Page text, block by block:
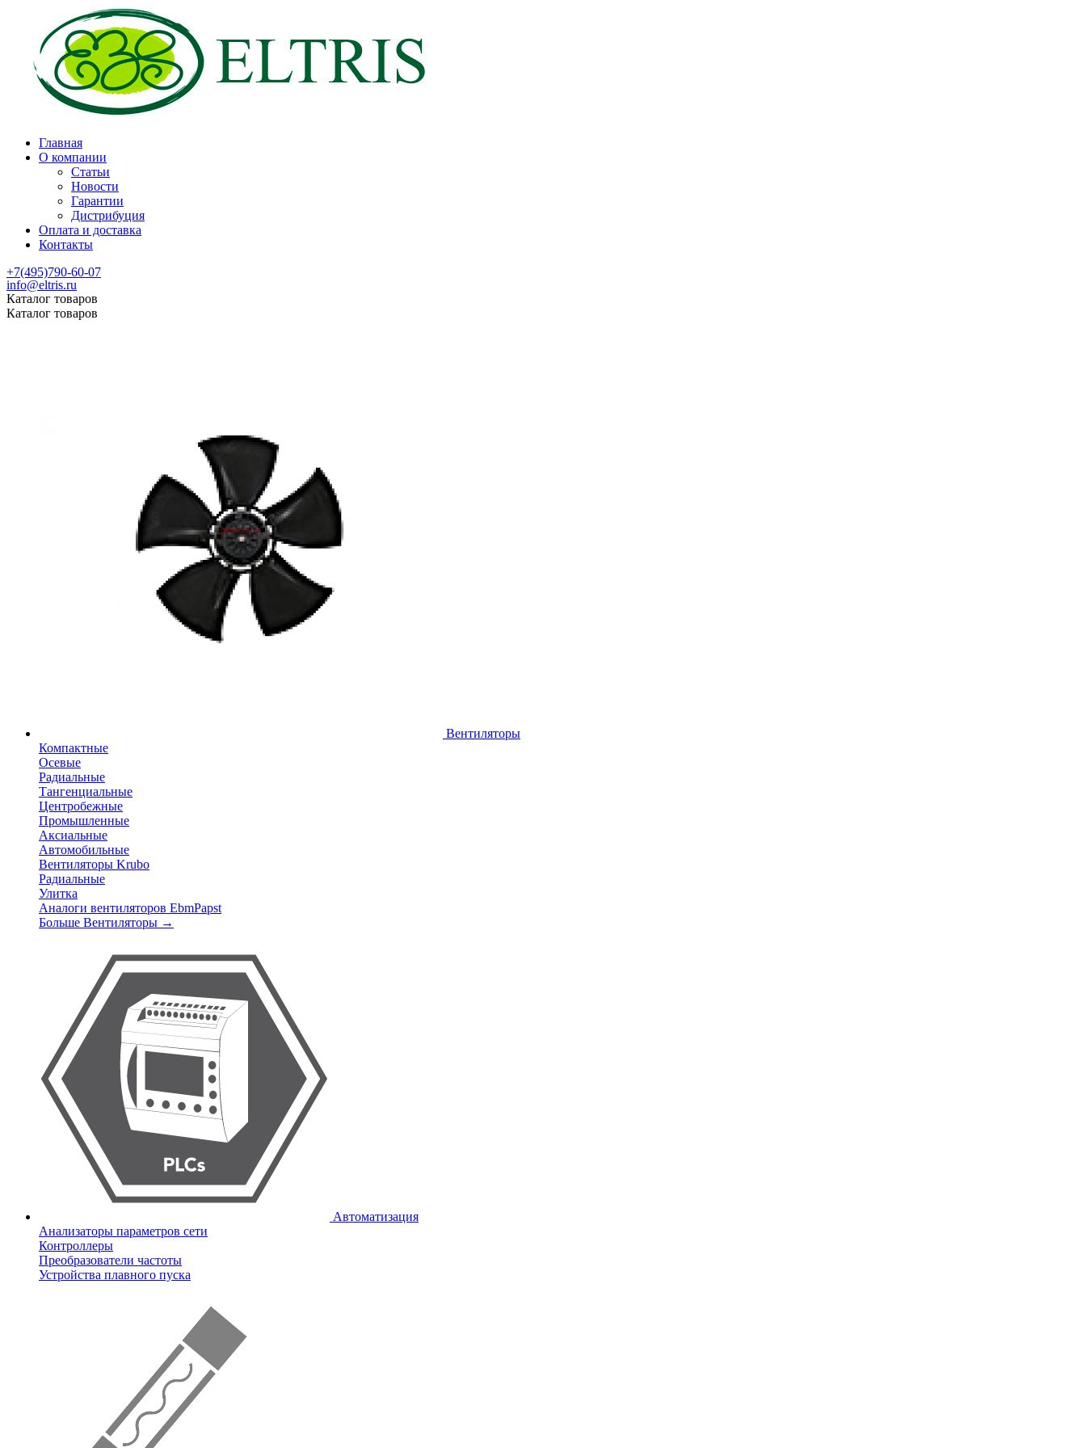
Главная
О компании
Статьи
Новости
Гарантии
Дистрибуция
Оплата и доставка
Контакты
+7(495)790-60-07
info@eltris.ru
Каталог товаров
Каталог товаров
Вентиляторы
Компактные
Осевые
Радиальные
Тангенциальные
Центробежные
Промышленные
Аксиальные
Автомобильные
Вентиляторы Krubo
Радиальные
Улитка
Аналоги вентиляторов EbmPapst
Больше Вентиляторы →
Автоматизация
Анализаторы параметров сети
Контроллеры
Преобразователи частоты
Устройства плавного пуска